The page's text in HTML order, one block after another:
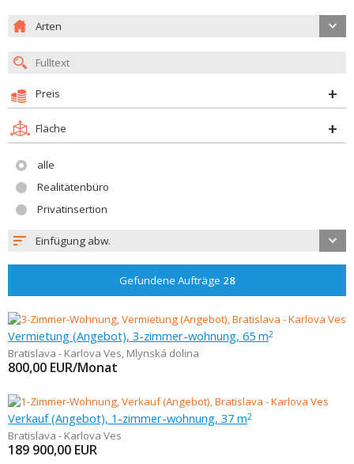
Arten
Preis
Fläche
alle
Realitätenbüro
Privatinsertion
Einfügung abw.
Gefundene Aufträge 28
Vermietung (Angebot), 3-zimmer-wohnung, 65 m2
Bratislava - Karlova Ves, Mlynská dolina
800,00 EUR/Monat
Verkauf (Angebot), 1-zimmer-wohnung, 37 m2
Bratislava - Karlova Ves
189 900,00 EUR